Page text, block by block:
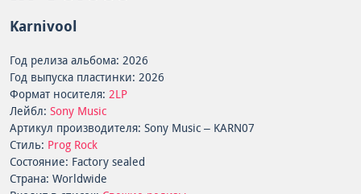
Karnivool
Год релиза альбома: 2026
Год выпуска пластинки: 2026
Формат носителя: 2LP
Лейбл: Sony Music
Артикул производителя: Sony Music – KARN07
Стиль: Prog Rock
Состояние: Factory sealed
Страна: Worldwide